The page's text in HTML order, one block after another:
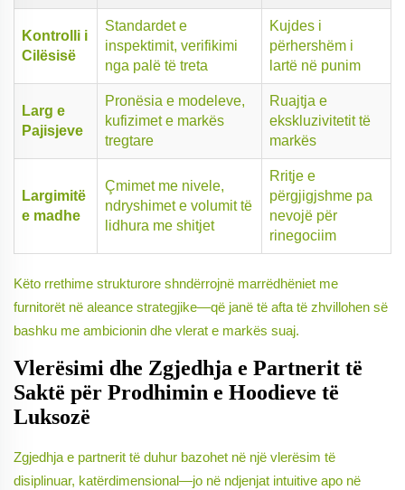
Kontrolli i
Cilësisë
Standardet e
inspektimit, verifikimi
nga palë të treta
Kujdes i
përhershëm i
lartë në punim
Larg e
Pajisjeve
Pronësia e modeleve,
kufizimet e markës
tregtare
Ruajtja e
ekskluzivitetit të
markës
Largimitë
e madhe
Çmimet me nivele,
ndryshimet e volumit të
lidhura me shitjet
Rritje e
përgjigjshme pa
nevojë për
rinegociim
Këto rrethime strukturore shndërrojnë marrëdhëniet me
furnitorët në aleance strategjike—që janë të afta të zhvillohen së
bashku me ambicionin dhe vlerat e markës suaj.
Vlerësimi dhe Zgjedhja e Partnerit të
Saktë për Prodhimin e Hoodieve të
Luksozë
Zgjedhja e partnerit të duhur bazohet në një vlerësim të
disiplinuar, katërdimensional—jo në ndjenjat intuitive apo në